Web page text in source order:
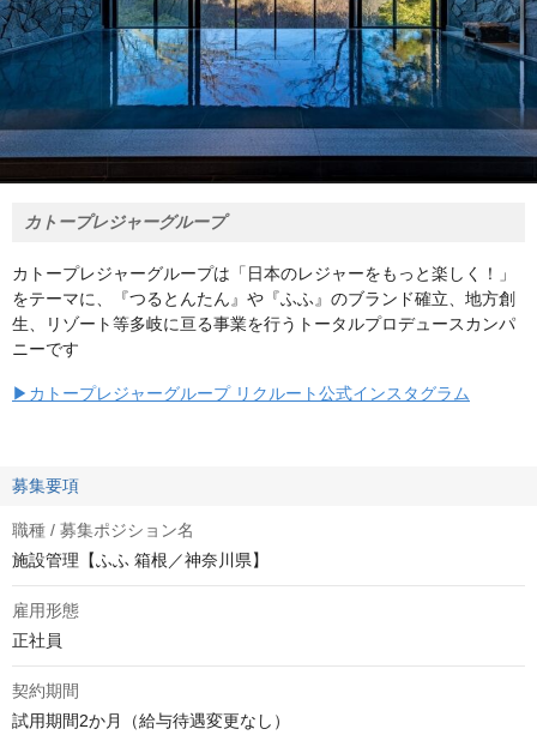
カトープレジャーグループ
カトープレジャーグループは「日本のレジャーをもっと楽しく！」
をテーマに、『つるとんたん』や『ふふ』のブランド確立、地方創
生、リゾート等多岐に亘る事業を行うトータルプロデュースカンパ
ニーです
▶カトープレジャーグループ リクルート公式インスタグラム
募集要項
職種 / 募集ポジション名
施設管理【ふふ 箱根／神奈川県】
雇用形態
正社員
契約期間
試用期間2か月（給与待遇変更なし）